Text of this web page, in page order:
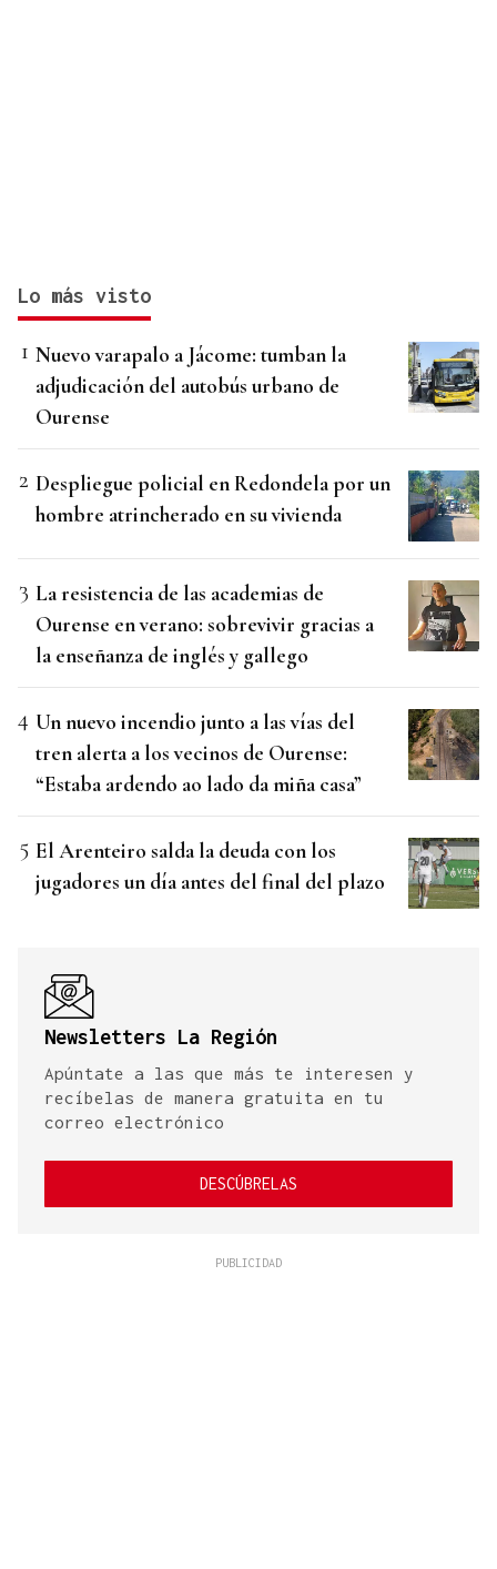
Lo más visto
Nuevo varapalo a Jácome: tumban la
adjudicación del autobús urbano de
Ourense
Despliegue policial en Redondela por un
hombre atrincherado en su vivienda
La resistencia de las academias de
Ourense en verano: sobrevivir gracias a
la enseñanza de inglés y gallego
Un nuevo incendio junto a las vías del
tren alerta a los vecinos de Ourense:
“Estaba ardendo ao lado da miña casa”
El Arenteiro salda la deuda con los
jugadores un día antes del final del plazo
Newsletters La Región
Apúntate a las que más te interesen y
recíbelas de manera gratuita en tu
correo electrónico
DESCÚBRELAS